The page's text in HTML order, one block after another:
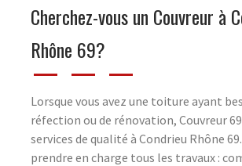
Cherchez-vous un Couvreur à
Rhône 69?
Lorsque vous avez une toiture ayant
réfection ou de rénovation, Couvreur
services de qualité à Condrieu Rhône
prendre en charge tous les travaux :